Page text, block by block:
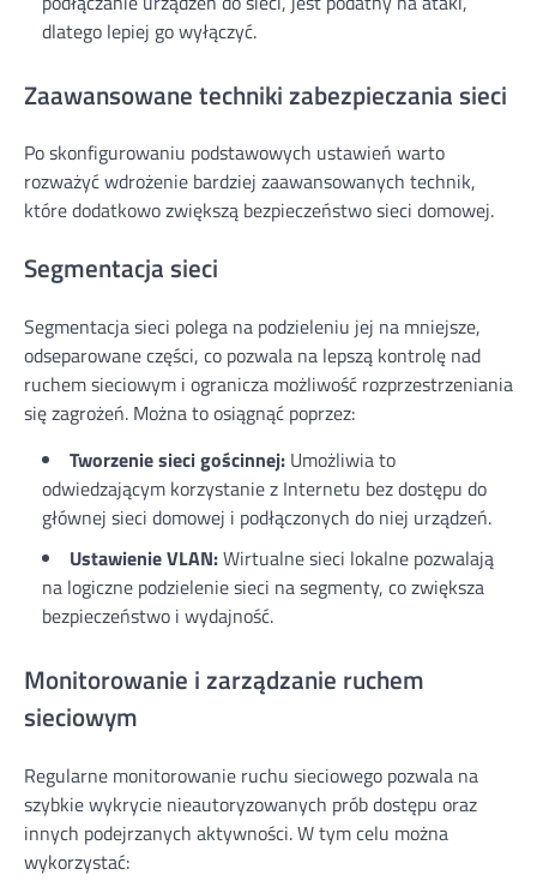
dlatego lepiej go wyłączyć.
Zaawansowane techniki zabezpieczania sieci
Po skonfigurowaniu podstawowych ustawień warto
rozważyć wdrożenie bardziej zaawansowanych technik,
które dodatkowo zwiększą bezpieczeństwo sieci domowej.
Segmentacja sieci
Segmentacja sieci polega na podzieleniu jej na mniejsze,
odseparowane części, co pozwala na lepszą kontrolę nad
ruchem sieciowym i ogranicza możliwość rozprzestrzeniania
się zagrożeń. Można to osiągnąć poprzez:
Tworzenie sieci gościnnej: Umożliwia to
odwiedzającym korzystanie z Internetu bez dostępu do
głównej sieci domowej i podłączonych do niej urządzeń.
Ustawienie VLAN:Wirtualne sieci lokalne pozwalają
na logiczne podzielenie sieci na segmenty, co zwiększa
bezpieczeństwo i wydajność.
Monitorowanie i zarządzanie ruchem
sieciowym
Regularne monitorowanie ruchu sieciowego pozwala na
szybkie wykrycie nieautoryzowanych prób dostępu oraz
innych podejrzanych aktywności. W tym celu można
wykorzystać: